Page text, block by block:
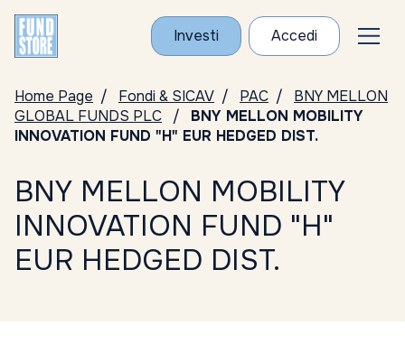
Investi Accedi
Home Page Fondi & SICAV PAC
BNY MELLON
GLOBAL FUNDS PLC
BNY MELLON MOBILITY
INNOVATION FUND "H" EUR HEDGED DIST.
BNY MELLON MOBILITY
INNOVATION FUND "H"
EUR HEDGED DIST.